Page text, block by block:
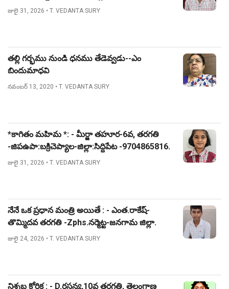
జులై 31, 2026 • T. VEDANTA SURY
తల్లి గర్భము నుండి ధనము తేడెవ్వడు--ఎం
బిందుమాధవి
నవంబర్ 13, 2020 • T. VEDANTA SURY
*కాగితం మహిమ *: - మీర్జా తహూర-6వ, తరగతి
-జిపఉపా:బక్రిచెప్యాల-జిల్లా:సిద్దిపేట -9704865816.
జులై 31, 2026 • T. VEDANTA SURY
నేనే ఒక ప్రధాన మంత్రి అయితే : - ఎంత.రాకేష్-
తొమ్మిదవ తరగతి -Zphs.నర్మెట్ట-జనగామ జిల్లా.
జులై 24, 2026 • T. VEDANTA SURY
నిశ్శబ్ద కోరిక : - D.రసన్య,10వ తరగతి, తెలంగాణ